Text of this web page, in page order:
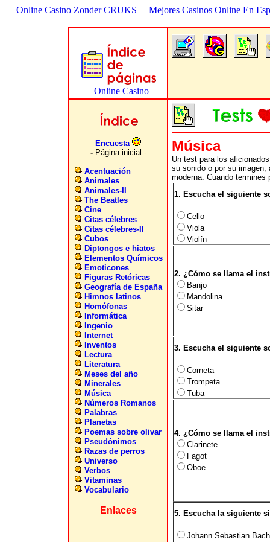
Online Casino Zonder CRUKS Mejores Casinos Online En
Encuesta
- Página inicial -
Acentuación
Animales
Animales-II
The Beatles
Cine
Citas célebres
Citas célebres-II
Cubos
Diptongos e hiatos
Elementos Químicos
Emoticones
Figuras Retóricas
Geografía de España
Himnos latinos
Homófonas
Informática
Ingenio
Internet
Inventos
Lectura
Literatura
Meses del año
Minerales
Música
Números Romanos
Palabras
Planetas
Poemas sobre olivar
Pseudónimos
Razas de perros
Universo
Verbos
Vitaminas
Vocabulario
Enlaces
Música
Un test para los
su sonido o por su
moderna. Cuando
1. Escucha el siguiente
Cello
Viola
Violín
2. ¿Cómo se llama el
Banjo
Mandolina
Sitar
3. Escucha el siguiente
Corneta
Trompeta
Tuba
4. ¿Cómo se llama el
Clarinete
Fagot
Oboe
5. Escucha la siguiente
Johann Sebastian Bach